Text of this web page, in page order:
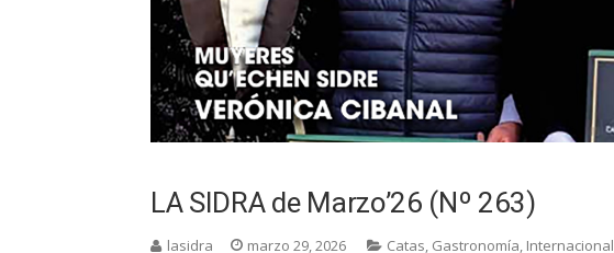
LA SIDRA de Marzo’26 (Nº 263)
lasidra marzo 29, 2026 Catas, Gastronomía, Internacional